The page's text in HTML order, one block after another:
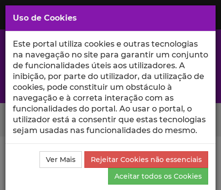
Saltar
para
Conteúdo
Principal
A excelência da investigação e ciência no Iscte
Search Button
Ciência_Iscte Revista Científica
Uso de Cookies
Este portal utiliza cookies e outras tecnologias
na navegação no site para garantir um conjunto
de funcionalidades úteis aos utilizadores. A
inibição, por parte do utilizador, da utilização de
cookies, pode constituir um obstáculo à
navegação e à correta interação com as
funcionalidades do portal. Ao usar o portal, o
utilizador está a consentir que estas tecnologias
sejam usadas nas funcionalidades do mesmo.
Ver Mais
Rejeitar Cookies não essenciais
Aceitar todos os Cookies